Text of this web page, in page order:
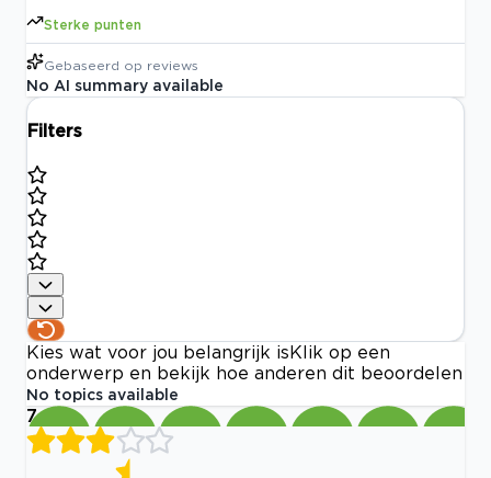
Sterke punten
Gebaseerd op reviews
No AI summary available
Filters
Kies wat voor jou belangrijk is Klik op een
onderwerp en bekijk hoe anderen dit beoordelen
No topics available
7